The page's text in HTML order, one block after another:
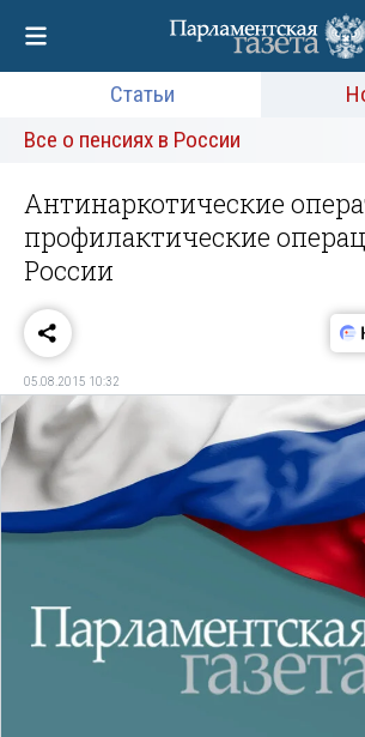
Статьи
Все о пенсиях в России
Антинаркотические
профилактические
России
05.08.2015 10:32